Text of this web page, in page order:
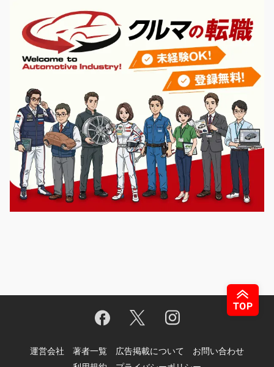
運営会社 著者一覧 広告掲載について
お問い合わせ